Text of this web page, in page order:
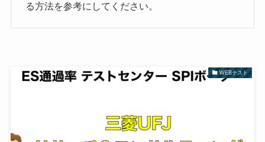
る方法を参考にしてください。
WEBテスト